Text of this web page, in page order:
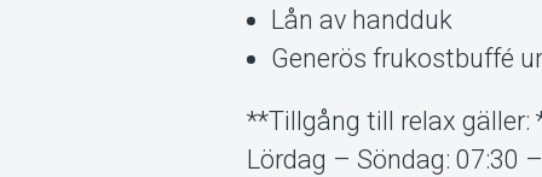
Lån av handduk
Generös frukostbuffé
**Tillgång till relax gäller:
Lördag – Söndag: 07:30